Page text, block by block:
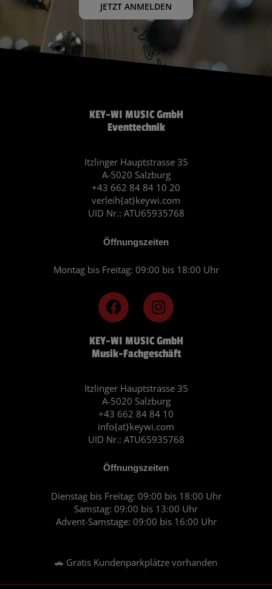
JETZT ANMELDEN
KEY-WI MUSIC GmbH
Musik-Fachgeschäft
Itzlinger Hauptstrasse 35
A-5020 Salzburg
+43 662 84 84 10
info{at}keywi.com
UID Nr.: ATU65935768
Öffnungszeiten
Dienstag bis Freitag: 09:00 bis 18:00 Uhr
Samstag: 09:00 bis 13:00 Uhr
Advent-Samstage: 09:00 bis 16:00 Uhr
🚗 Gratis Kundenparkplätze vorhanden
F
a
c
e
b
o
k
I
n
s
t
a
r
a
m
KEY-WI MUSIC GmbH
Eventtechnik
Itzlinger Hauptstrasse 35
A-5020 Salzburg
+43 662 84 84 10 20
verleih{at}keywi.com
UID Nr.: ATU65935768
Öffnungszeiten
Montag bis Freitag: 09:00 bis 18:00 Uhr